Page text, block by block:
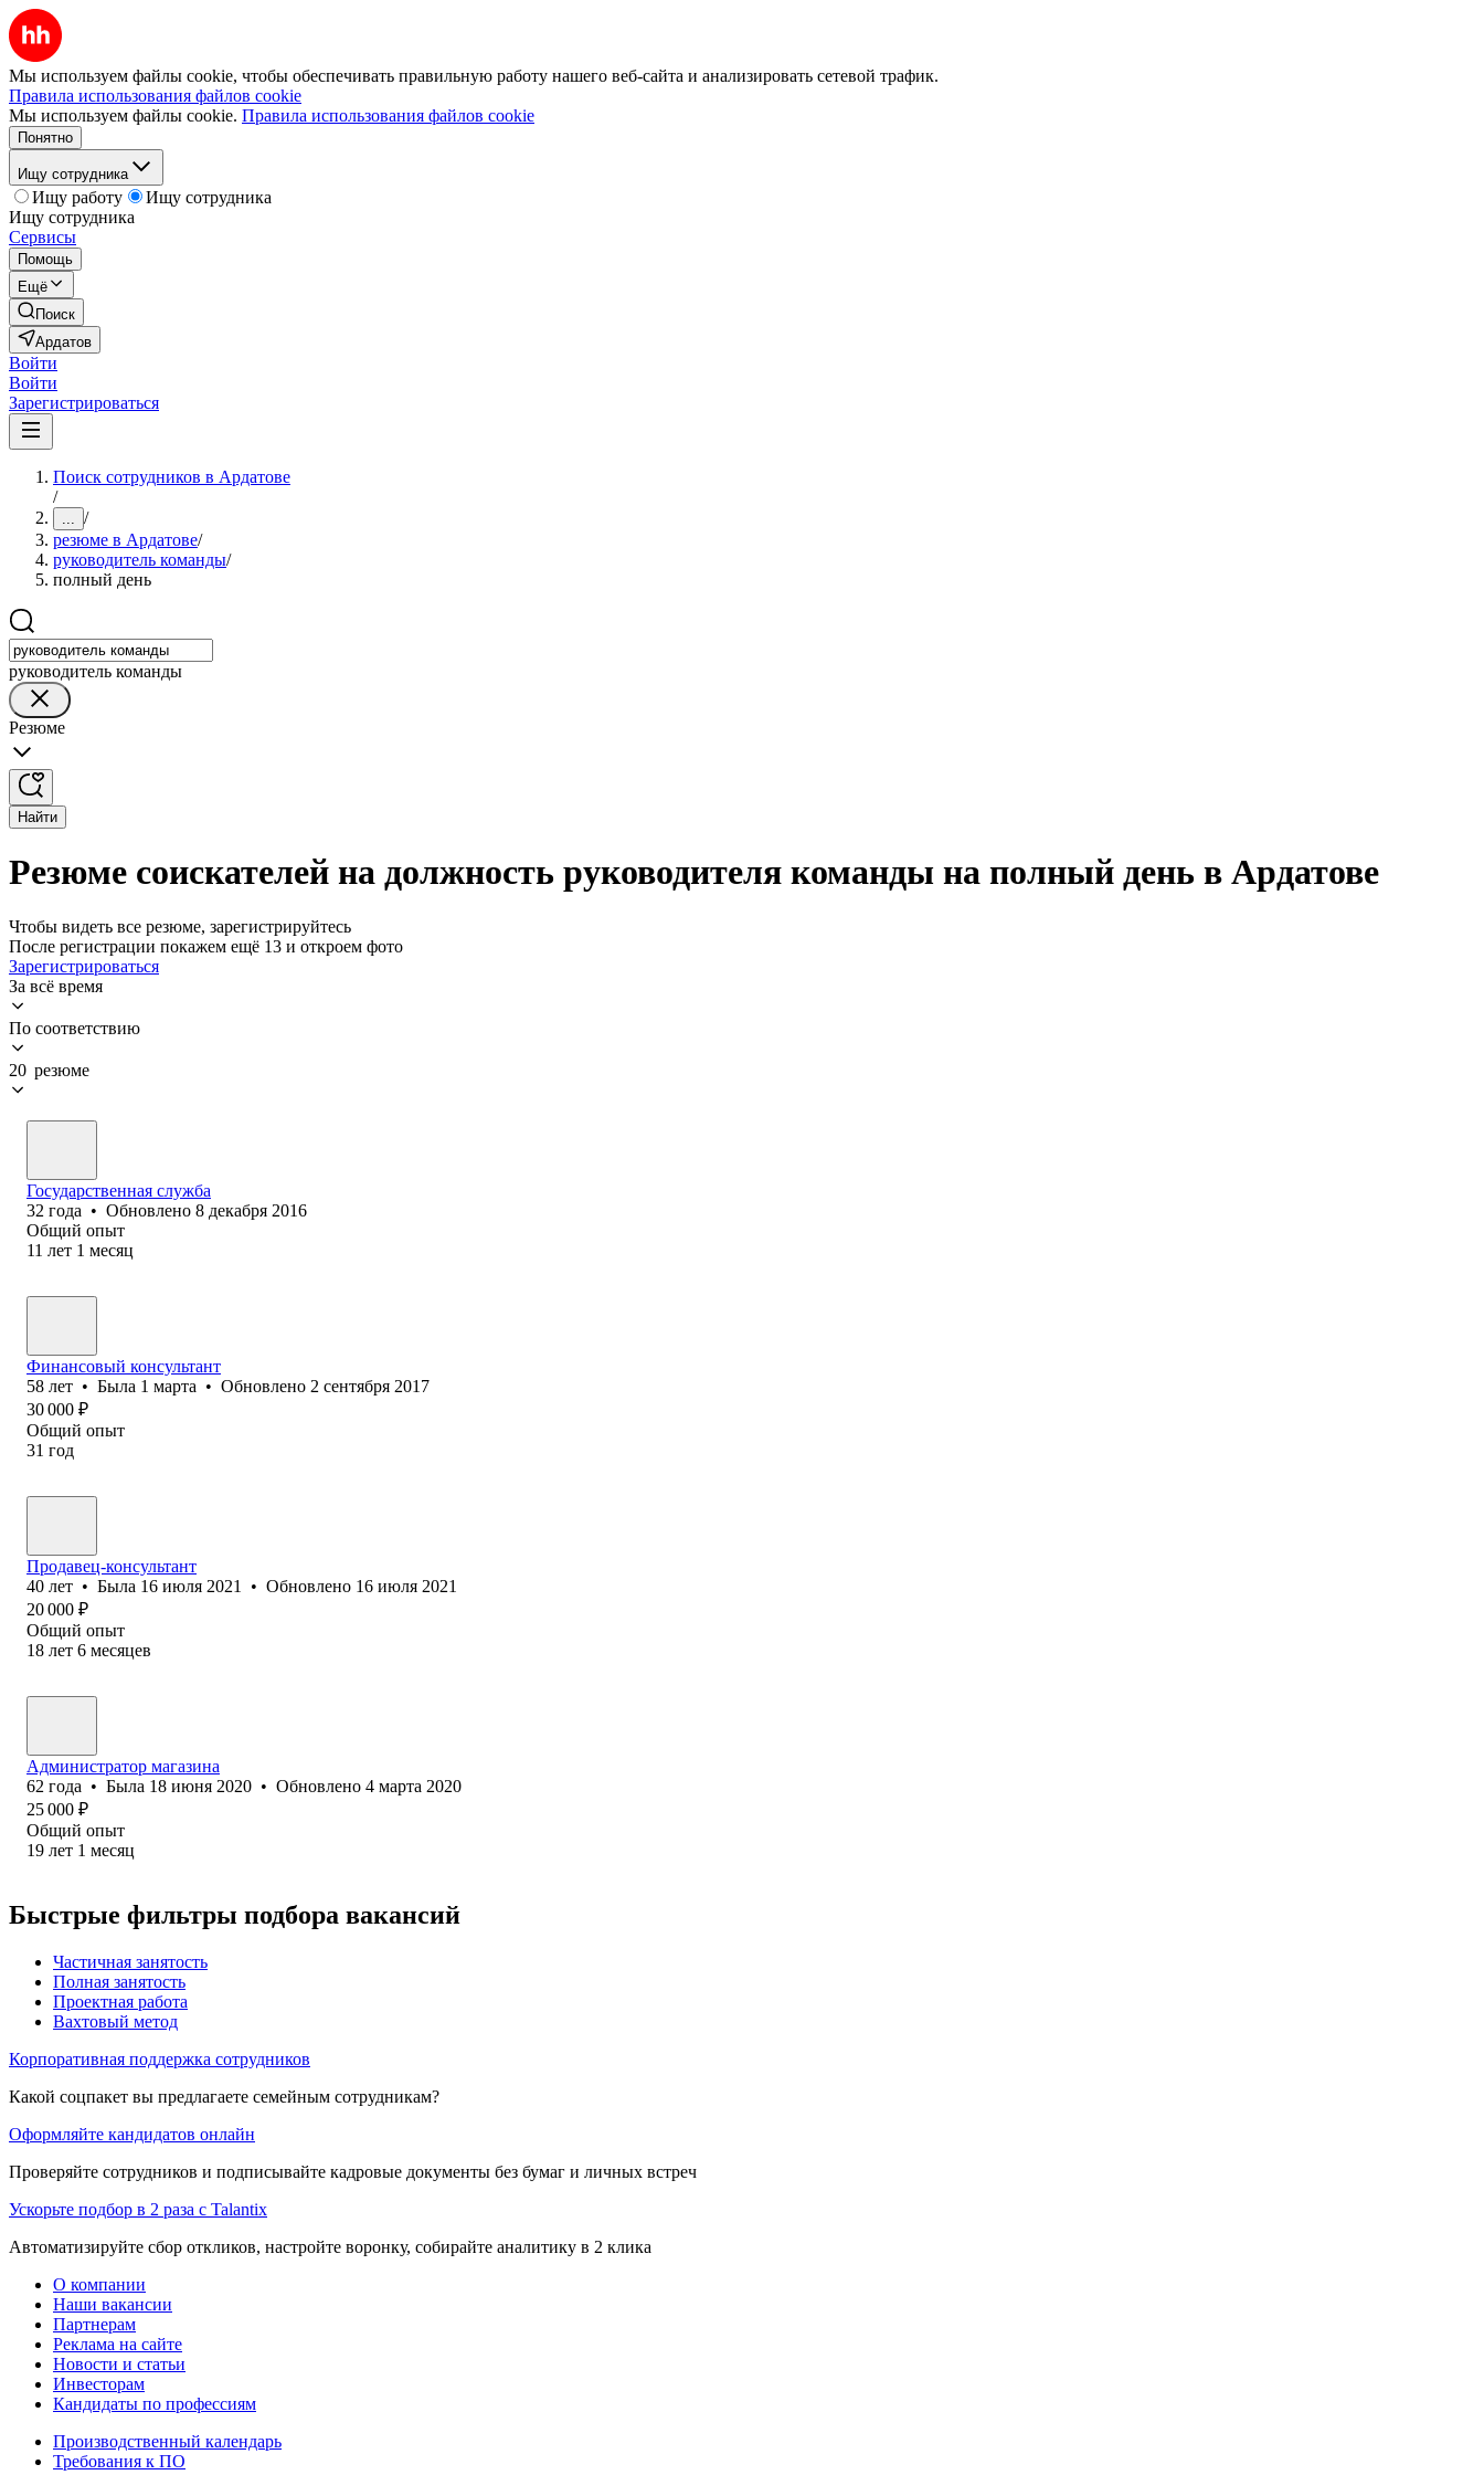
Мы используем файлы cookie, чтобы обеспечивать правильную работу нашего веб-сайта и анализировать сетевой трафик.
Правила использования файлов cookie
Мы используем файлы cookie. Правила использования файлов cookie
Понятно
Ищу сотрудника
Ищу работу
Ищу сотрудника
Ищу сотрудника
Сервисы
Помощь
Ещё
Поиск
Ардатов
Войти
Войти
Зарегистрироваться
Поиск сотрудников в Ардатове
/
... /
резюме в Ардатове/
руководитель команды/
полный день
руководитель команды
Резюме
Найти
Резюме соискателей на должность руководителя команды на полный день в Ардатове
Чтобы видеть все резюме, зарегистрируйтесь
После регистрации покажем ещё 13 и откроем фото
Зарегистрироваться
За всё время
По соответствию
20 резюме
Государственная служба
32 года • Обновлено 8 декабря 2016
Общий опыт
11 лет 1 месяц
Финансовый консультант
58 лет • Была 1 марта • Обновлено 2 сентября 2017
30 000 ₽
Общий опыт
31 год
Продавец-консультант
40 лет • Была 16 июля 2021 • Обновлено 16 июля 2021
20 000 ₽
Общий опыт
18 лет 6 месяцев
Администратор магазина
62 года • Была 18 июня 2020 • Обновлено 4 марта 2020
25 000 ₽
Общий опыт
19 лет 1 месяц
Быстрые фильтры подбора вакансий
Частичная занятость
Полная занятость
Проектная работа
Вахтовый метод
Корпоративная поддержка сотрудников
Какой соцпакет вы предлагаете семейным сотрудникам?
Оформляйте кандидатов онлайн
Проверяйте сотрудников и подписывайте кадровые документы без бумаг и личных встреч
Ускорьте подбор в 2 раза с Talantix
Автоматизируйте сбор откликов, настройте воронку, собирайте аналитику в 2 клика
О компании
Наши вакансии
Партнерам
Реклама на сайте
Новости и статьи
Инвесторам
Кандидаты по профессиям
Производственный календарь
Требования к ПО